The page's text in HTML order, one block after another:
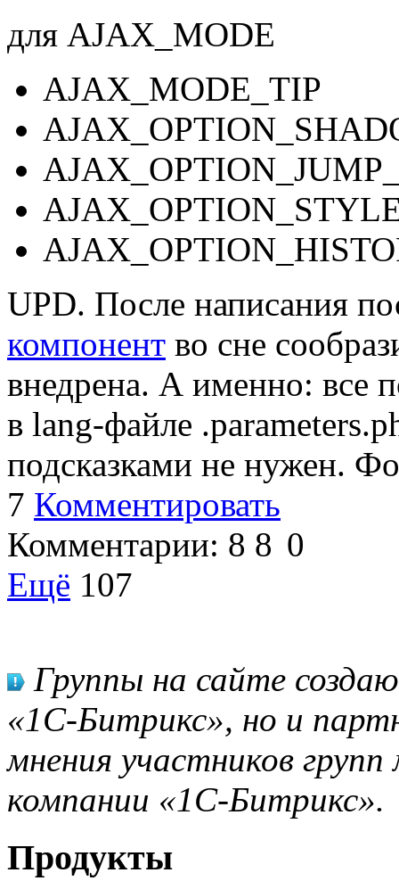
для AJAX_MODE
AJAX_MODE_TIP
UPD. После написания
компонент во сне
внедрена. А именно: все
в lang-файле
подсказками не нужен.
7 Комментировать
Комментарии: 8 8 0
Ещё 107
Группы на сайте
«1С-Битрикс», но и
мнения участников
компании «1С-Битрикс».
Продукты